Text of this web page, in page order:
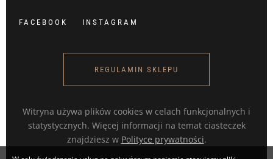
FACEBOOK INSTAGRAM
REGULAMIN SKLEPU
Witryna używa plików cookies w celach funkcjonalnych i
statystycznych. Więcej informacji na temat ciasteczek
znajdziesz w Polityce prywatności.